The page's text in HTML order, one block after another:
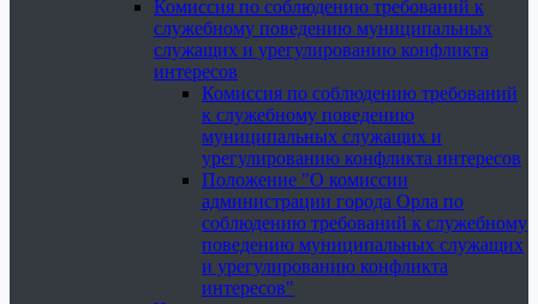
Комиссия по соблюдению требований к
служебному поведению муниципальных
служащих и урегулированию конфликта
интересов
Комиссия по соблюдению требований
к служебному поведению
муниципальных служащих и
урегулированию конфликта интересов
Положение "О комиссии
администрации города Орла по
соблюдению требований к служебному
поведению муниципальных служащих
и урегулированию конфликта
интересов"